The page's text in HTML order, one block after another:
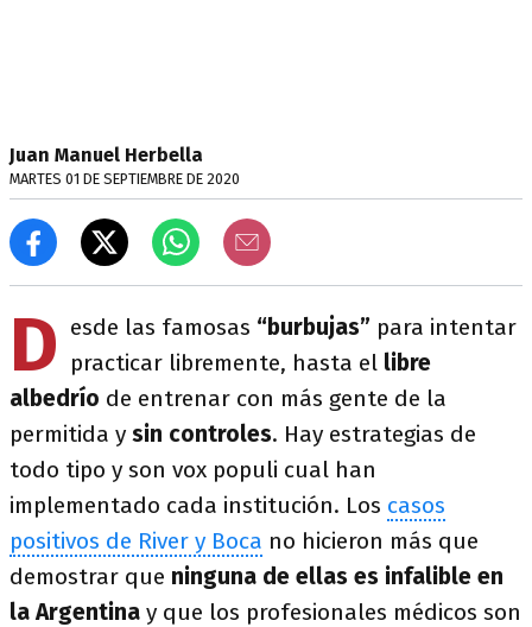
Juan Manuel Herbella
MARTES 01 DE SEPTIEMBRE DE 2020
D esde las famosas “burbujas” para intentar
practicar libremente, hasta el libre
albedrío de entrenar con más gente de la
permitida y sin controles. Hay estrategias de
todo tipo y son vox populi cual han
implementado cada institución. Los casos
positivos de River y Boca no hicieron más que
demostrar que ninguna de ellas es infalible en
la Argentina y que los profesionales médicos son